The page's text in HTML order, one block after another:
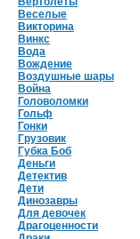
Веселые
Викторина
Винкс
Вода
Вождение
Воздушные шары
Война
Головоломки
Гольф
Гонки
Грузовик
Губка Боб
Деньги
Детектив
Дети
Динозавры
Для девочек
Драгоценности